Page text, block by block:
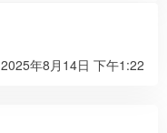
2025年8月14日 下午1:22